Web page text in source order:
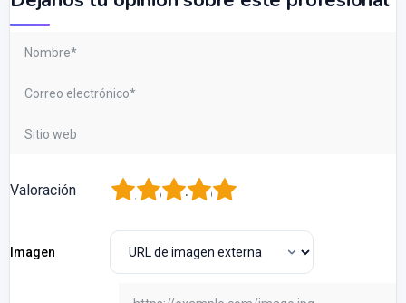
Valoración 5
4
3
2
Imagen